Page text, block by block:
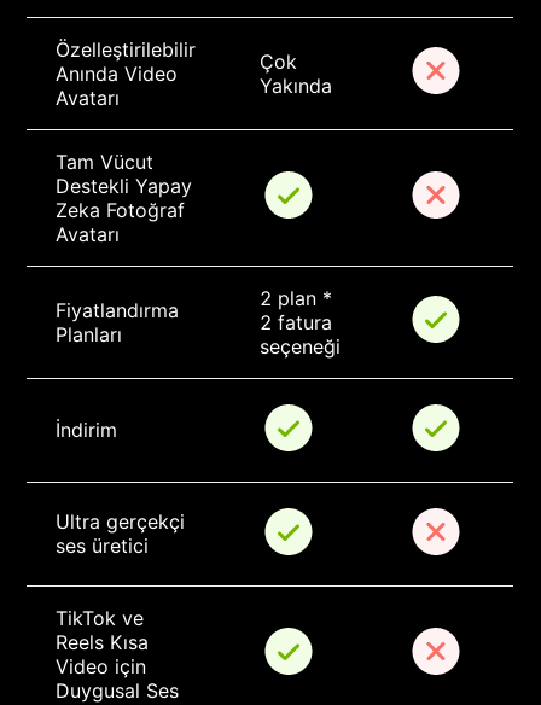
Özelleştirilebilir
Anında Video
Avatarı
Çok
Yakında
Tam Vücut
Destekli Yapay
Zeka Fotoğraf
Avatarı
Fiyatlandırma
Planları
2 plan *
2 fatura
seçeneği
İndirim
Ultra gerçekçi
ses üretici
TikTok ve
Reels Kısa
Video için
Duygusal Ses